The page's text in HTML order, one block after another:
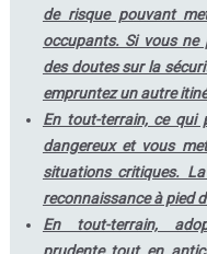
de risque pouvant
occupants. Si vous
des doutes sur la
empruntez un autre
En tout-terrain, ce qui
dangereux et vous
situations critiques.
reconnaissance à pied
En tout-terrain,